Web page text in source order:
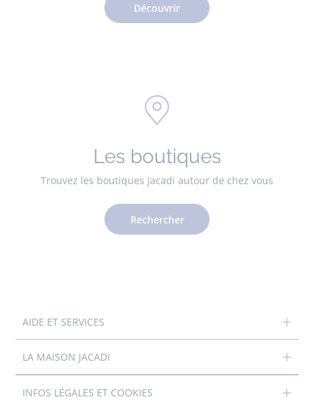
Découvrir
Les boutiques
Trouvez les boutiques Jacadi autour de chez vous
Rechercher
AIDE ET SERVICES
LA MAISON JACADI
INFOS LÉGALES ET COOKIES